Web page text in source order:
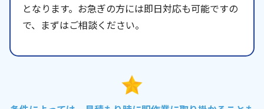
となります。お急ぎの方には即日対応も可能ですの
で、まずはご相談ください。